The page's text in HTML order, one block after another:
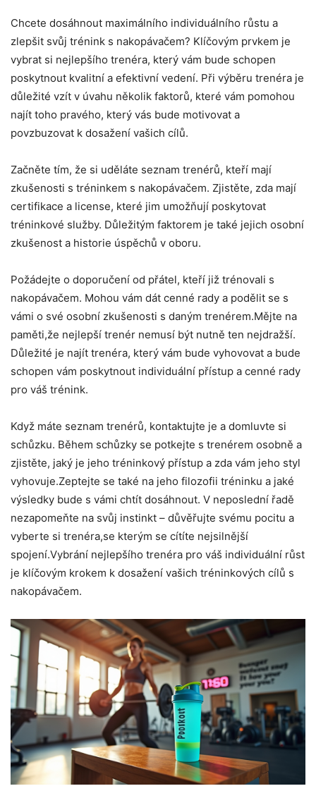
Chcete dosáhnout maximálního individuálního růstu a
zlepšit svůj trénink s nakopávačem? Klíčovým prvkem je
vybrat si nejlepšího trenéra, který vám bude schopen
poskytnout kvalitní a efektivní vedení. Při výběru trenéra je
důležité vzít v úvahu několik faktorů, které vám pomohou
najít toho pravého, který vás bude motivovat a
povzbuzovat k dosažení vašich cílů.
Začněte tím, že si uděláte seznam trenérů, kteří mají
zkušenosti s tréninkem s nakopávačem. Zjistěte, zda mají
certifikace a license, které jim umožňují poskytovat
tréninkové služby. Důležitým faktorem je také jejich osobní
zkušenost a historie úspěchů v oboru.
Požádejte o doporučení od přátel, kteří již trénovali s
nakopávačem. Mohou vám dát cenné rady a podělit se s
vámi o své osobní zkušenosti s daným trenérem.Mějte na
paměti,že nejlepší trenér nemusí být nutně ten nejdražší.
Důležité je najít trenéra, který vám bude vyhovovat a bude
schopen vám poskytnout individuální přístup a cenné rady
pro váš trénink.
Když máte seznam trenérů, kontaktujte je a domluvte si
schůzku. Během schůzky se potkejte s trenérem osobně a
zjistěte, jaký je jeho tréninkový přístup a zda vám jeho styl
vyhovuje.Zeptejte se také na jeho filozofii tréninku a jaké
výsledky bude s vámi chtít dosáhnout. V neposlední řadě
nezapomeňte na svůj instinkt – důvěřujte svému pocitu a
vyberte si trenéra,se kterým se cítíte nejsilnější
spojení.Vybrání nejlepšího trenéra pro váš individuální růst
je klíčovým krokem k dosažení vašich tréninkových cílů s
nakopávačem.